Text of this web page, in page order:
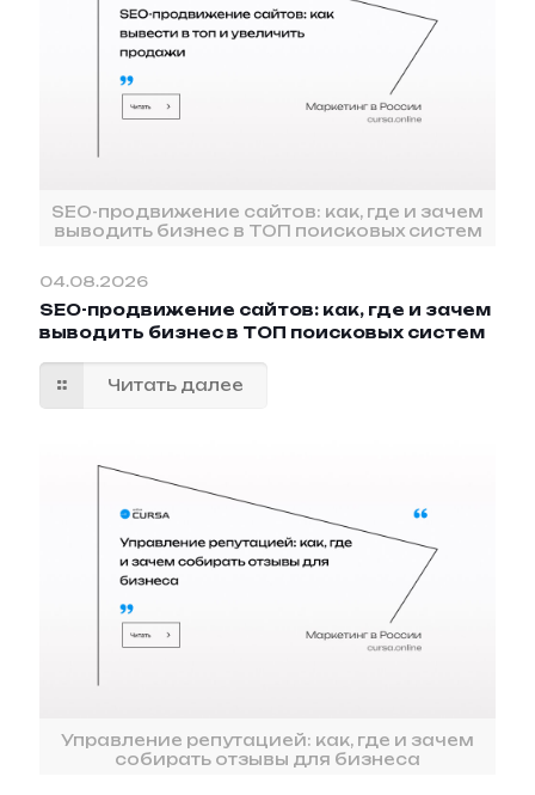
SEO-продвижение сайтов: как, где и зачем
выводить бизнес в ТОП поисковых систем
04.08.2026
SEO-продвижение сайтов: как, где и зачем
выводить бизнес в ТОП поисковых систем
Читать далее
Управление репутацией: как, где и зачем
собирать отзывы для бизнеса